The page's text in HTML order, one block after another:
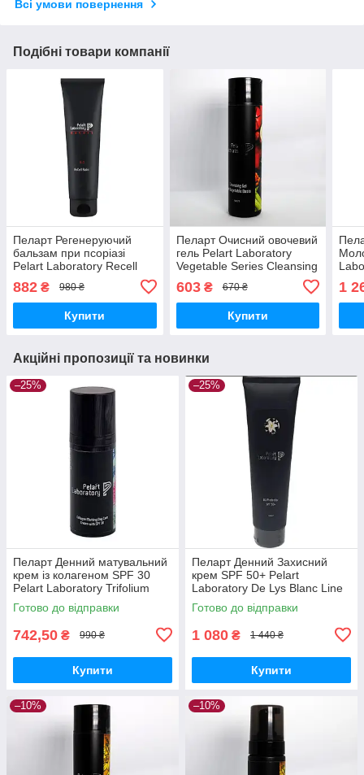
Всі умови повернення
Подібні товари компанії
Пеларт Регенеруючий
бальзам при псоріазі
Pelart Laboratory Recell
882 ₴ 980 ₴
Купити
Пеларт Очисний овочевий
гель Pelart Laboratory
Vegetable Series Cleansing
250 мл
603₴ 670 ₴
Купити
1
Акційні пропозиції та новинки
–25%
Пеларт Денний матувальний
крем із колагеном SPF 30
Pelart Laboratory Trifolium
Pretense Line Collagen
Matting Day Cream Spf 30
Готово до відправки
742,50 ₴ 990 ₴
Купити
–25%
Пеларт Денний Захисний
крем SPF 50+ Pelart
Laboratory De Lys Blanc Line
UV PROTECTOR SPF 50+,
100 мл
Готово до відправки
1 080 ₴ 1 440 ₴
Купити
–10% –10%